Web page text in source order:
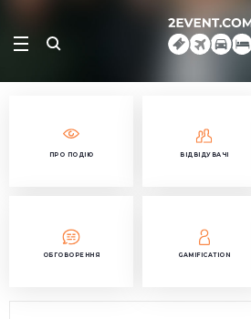
ПРО ПОДІЮ ВІДВІДУВАЧІ
ОБГОВОРЕННЯ GAMIFICATION